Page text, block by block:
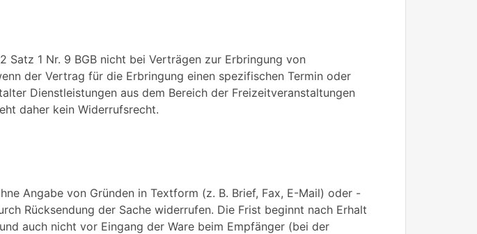
1 Nr. 9 BGB nicht bei Verträgen zur Erbringung von
der Vertrag für die Erbringung einen spezifischen Termin oder
Dienstleistungen aus dem Bereich der Freizeitveranstaltungen
daher kein Widerrufsrecht.
Angabe von Gründen in Textform (z. B. Brief, Fax, E-Mail) oder -
Rücksendung der Sache widerrufen. Die Frist beginnt nach Erhalt
auch nicht vor Eingang der Ware beim Empfänger (bei der